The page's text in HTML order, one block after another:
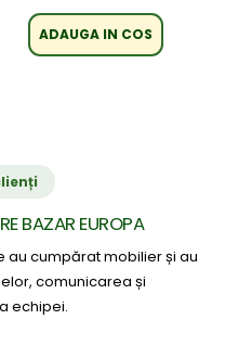
ADAUGA IN COS
BAZAR EUROPA
au cumpărat mobilier și au
comunicarea și
echipei.